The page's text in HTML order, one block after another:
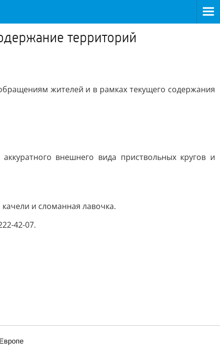
территорий
жителей и в рамках текущего содержания
внешнего вида приствольных кругов и
и сломанная лавочка.
42-07.